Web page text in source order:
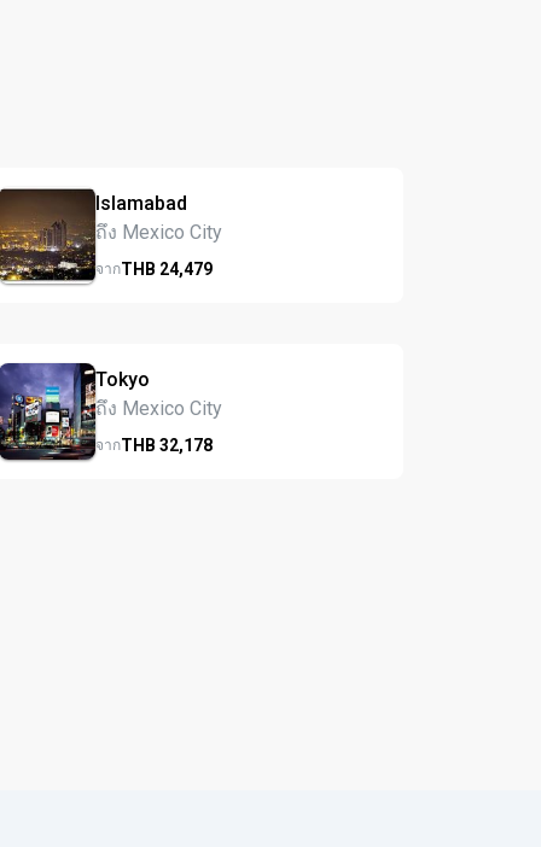
Islamabad
ถึง Mexico City
จากTHB 24,479
Tokyo
ถึง Mexico City
จากTHB32,178